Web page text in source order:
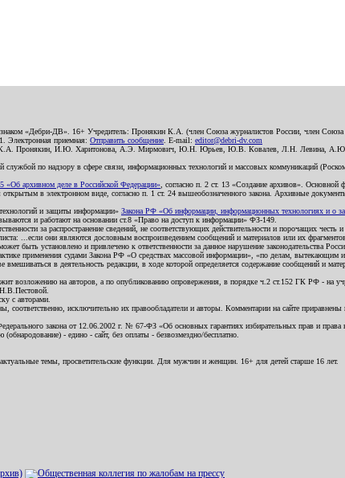
знаком «Дебри-ДВ». 16+ Учредитель: Пронякин К.А. (член Союза журналистов России, член
Электронная приемная: Отправить сообщение . E-mail: editor@debri-dv.com
К.А. Пронякин, И.Ю. Харитонова, А.Э. Мирмович, Ю.Н. Юрьев, Ю.В. Ковалев, Л.Н.
службой по надзору в сфере связи, информационных технологий и массовых коммуникаций
архивном деле в Российской Федерации» , согласно п. 2 ст. 13 «Создание архивов».
в электронном виде, согласно п. 1 ст. 24 вышеобозначенного закона. Архивные
и защиты информации» Закона РФ «Об информации, информационных технологиях и о
и работают на основании ст.8 «Право на доступ к информации» ФЗ-149.
за распространение сведений, не соответствующих действительности и порочащих
...если они являются дословным воспроизведением сообщений и материалов или их
быть установлено и привлечено к ответственности за данное нарушение законодательства
применения судами Закона РФ «О средствах массовой информации», «по делам, вытекающим
в деятельность редакции, в ходе которой определяется содержание сообщений и
возложению на авторов, а по опубликованию опровержения, в порядке ч.2 ст.152 ГК РФ - на
с авторами.
соответственно, исключительно их правообладатели и авторы. Комментарии на сайте
закона от 12.06.2002 г. № 67-ФЗ «Об основных гарантиях избирательных прав и права
- едино - сайт, без оплаты - безвозмездно/бесплатно.
темы, просветительские функции. Для мужчин и женщин. 16+ для детей старше 16 лет.